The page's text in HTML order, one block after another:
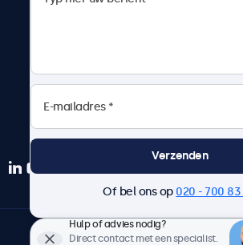
Verzenden
Of bel ons op 020 - 700
Hulp of advies nodig?
Direct contact met een specialist.